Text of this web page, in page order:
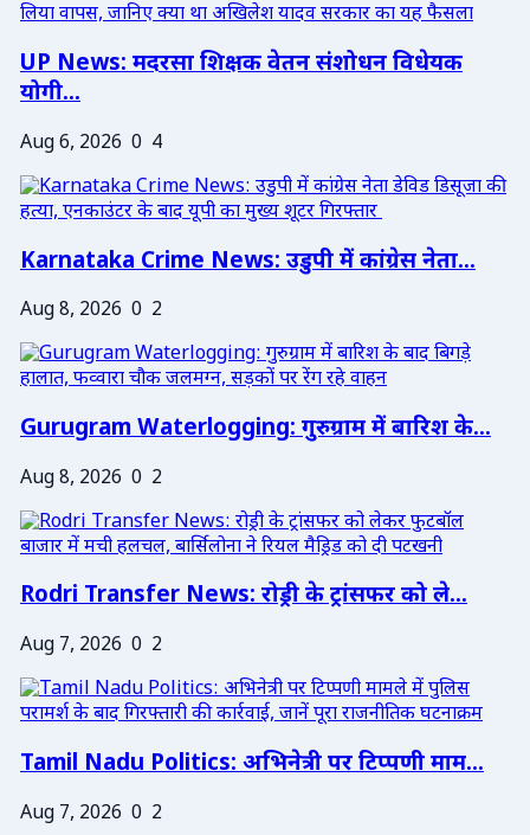
UP News: मदरसा शिक्षक वेतन संशोधन विधेयक
योगी...
Aug 6, 2026 0 4
Karnataka Crime News: उडुपी में कांग्रेस नेता...
Aug 8, 2026 0 2
Gurugram Waterlogging: गुरुग्राम में बारिश के...
Aug 8, 2026 0 2
Rodri Transfer News: रोड्री के ट्रांसफर को ले...
Aug 7, 2026 0 2
Tamil Nadu Politics: अभिनेत्री पर टिप्पणी माम...
Aug 7, 2026 0 2